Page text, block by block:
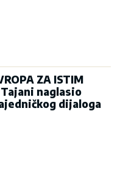
ZA ISTIM
Tajani naglasio
dijaloga